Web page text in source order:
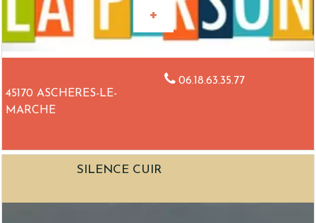
45170 ASCHERES-LE-
MARCHE
06.18.63.35.77
SILENCE CUIR